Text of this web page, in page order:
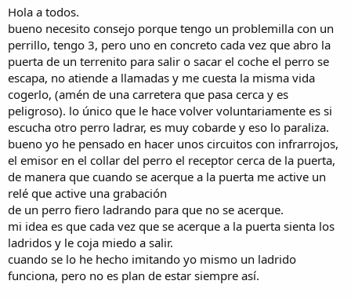
c
o
Hola a todos.
bueno necesito consejo porque tengo un problemilla con un
perrillo, tengo 3, pero uno en concreto cada vez que abro la
puerta de un terrenito para salir o sacar el coche el perro se
escapa, no atiende a llamadas y me cuesta la misma vida
cogerlo, (amén de una carretera que pasa cerca y es
peligroso). lo único que le hace volver voluntariamente es si
escucha otro perro ladrar, es muy cobarde y eso lo paraliza.
bueno yo he pensado en hacer unos circuitos con infrarrojos,
el emisor en el collar del perro el receptor cerca de la puerta,
de manera que cuando se acerque a la puerta me active un
relé que active una grabación
de un perro fiero ladrando para que no se acerque.
mi idea es que cada vez que se acerque a la puerta sienta los
ladridos y le coja miedo a salir.
cuando se lo he hecho imitando yo mismo un ladrido
funciona, pero no es plan de estar siempre así.